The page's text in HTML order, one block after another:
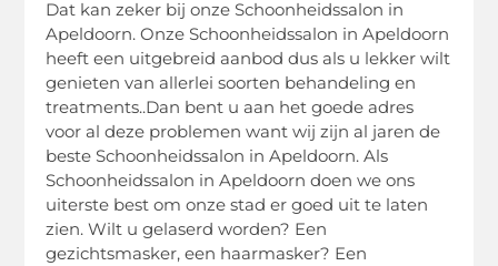
Dat kan zeker bij onze Schoonheidssalon in
Apeldoorn. Onze Schoonheidssalon in Apeldoorn
heeft een uitgebreid aanbod dus als u lekker wilt
genieten van allerlei soorten behandeling en
treatments..Dan bent u aan het goede adres
voor al deze problemen want wij zijn al jaren de
beste Schoonheidssalon in Apeldoorn. Als
Schoonheidssalon in Apeldoorn doen we ons
uiterste best om onze stad er goed uit te laten
zien. Wilt u gelaserd worden? Een
gezichtsmasker, een haarmasker? Een